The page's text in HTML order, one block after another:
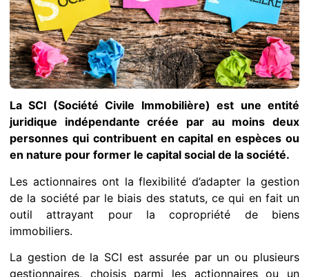
La SCI (Société Civile Immobilière) est une entité
juridique indépendante créée par au moins deux
personnes qui contribuent en capital en espèces ou
en nature pour former le capital social de la société.
Les actionnaires ont la flexibilité d’adapter la gestion
de la société par le biais des statuts, ce qui en fait un
outil attrayant pour la copropriété de biens
immobiliers.
La gestion de la SCI est assurée par un ou plusieurs
gestionnaires, choisis parmi les actionnaires ou un